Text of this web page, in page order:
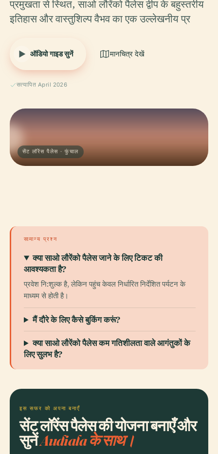
प्रमुखता से स्थित, साओ लौरेंको पैलेस द्वीप के बहुस्तरीय
इतिहास और वास्तुशिल्प वैभव का एक उल्लेखनीय प्र
ऑडियो गाइड सुनें मानचित्र देखें
सत्यापित April 2026
सेंट लॉरेंस पैलेस · फुंचाल
सामान्य प्रश्न
क्या साओ लौरेंको पैलेस जाने के लिए टिकट की
आवश्यकता है?
प्रवेश नि:शुल्क है, लेकिन पहुंच केवल निर्धारित निर्देशित पर्यटन के
माध्यम से होती है।
मैं दौरे के लिए कैसे बुकिंग करूं?
क्या साओ लौरेंको पैलेस कम गतिशीलता वाले आगंतुकों के
लिए सुलभ है?
इस सफर को अपना बनाएँ
सेंट लॉरेंस पैलेस की योजना बनाएँ और
सुनेंAudiala के साथ।